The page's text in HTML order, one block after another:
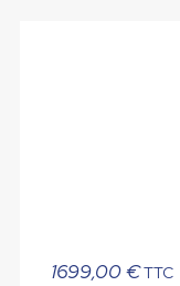
1699,00€TTC